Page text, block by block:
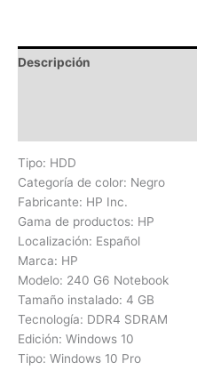
Descripción
Tipo: HDD
Categoría de color: Negro
Fabricante: HP Inc.
Gama de productos: HP
Localización: Español
Marca: HP
Modelo: 240 G6 Notebook
Tamaño instalado: 4 GB
Tecnología: DDR4 SDRAM
Edición: Windows 10
Tipo: Windows 10 Pro